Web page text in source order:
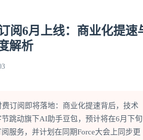
阅6月上线：商业化提速
解析
费订阅即将落地：商业化提速背后，技术
跳动旗下AI助手豆包，预计将在6月下旬
服务，并计划在同期Force大会上同步更